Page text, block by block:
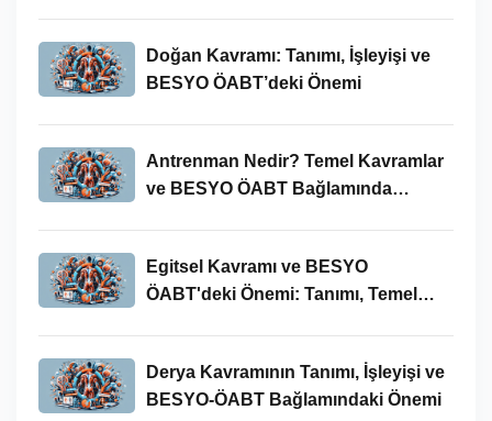
Doğan Kavramı: Tanımı, İşleyişi ve
BESYO ÖABT’deki Önemi
Antrenman Nedir? Temel Kavramlar
ve BESYO ÖABT Bağlamında
Egitsel Kavramı ve BESYO
ÖABT'deki Önemi: Tanımı, Temel
Derya Kavramının Tanımı, İşleyişi ve
BESYO-ÖABT Bağlamındaki Önemi